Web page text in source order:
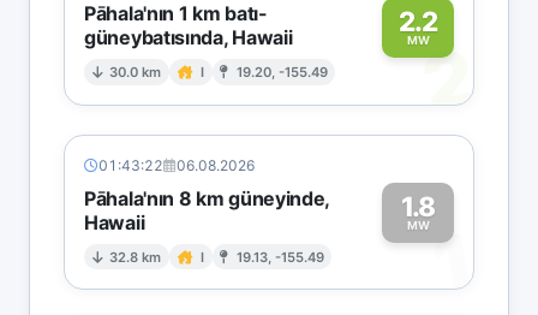
Pāhala'nın 1 km batı-
güneybatısında, Hawaii
30.0 km I 19.20, -155.49
2.2
MW
2
01:43:22 06.08.2026
Pāhala'nın 8 km güneyinde,
Hawaii
32.8 km I 19.13, -155.49
1.8
MW1